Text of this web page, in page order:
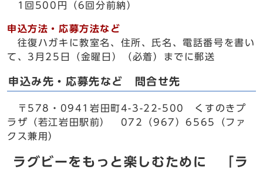
1回500円（6回分前納）
申込方法・応募方法など
往復ハガキに教室名、住所、氏名、電話番号を書い
て、3月25日（金曜日）（必着）までに郵送
申込み先・応募先など 問合せ先
〒578・0941岩田町4-3-22-500 くすのきプ
ラザ（若江岩田駅前） 072（967）6565（ファ
クス兼用）
ラグビーをもっと楽しむために 「ラ